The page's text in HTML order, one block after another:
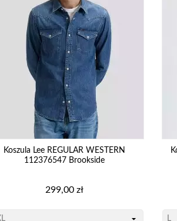
Koszula Lee REGULAR WESTERN
112376547 Brookside
Cena
299,00 zł